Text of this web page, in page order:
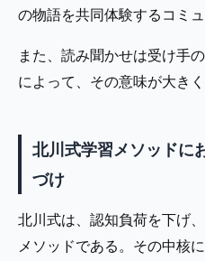
の物語を共同体験するコミ
また、読み聞かせは受け手
によって、その意味が大きく
北川式学習メソッドに
づけ
北川式は、認知負荷を下げ
メソッドである。その中核